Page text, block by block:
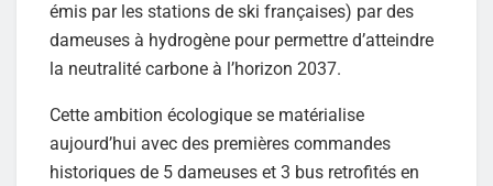
émis par les stations de ski françaises) par des
dameuses à hydrogène pour permettre d’atteindre
la neutralité carbone à l’horizon 2037.
Cette ambition écologique se matérialise
aujourd’hui avec des premières commandes
historiques de 5 dameuses et 3 bus retrofités en